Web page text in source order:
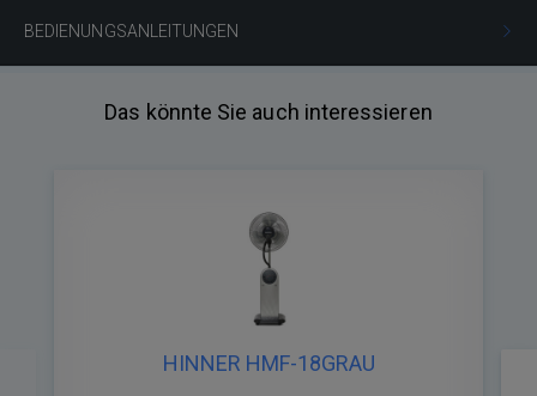
BEDIENUNGSANLEITUNGEN
Das könnte Sie auch interessieren
HINNER HMF-18GRAU